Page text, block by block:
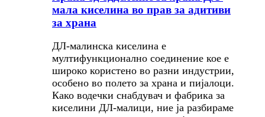
мала киселина во прав за адитиви
за храна
ДЛ-малинска киселина е
мултифункционално соединение кое е
широко користено во разни индустрии,
особено во полето за храна и пијалоци.
Како водечки снабдувач и фабрика за
киселини ДЛ-малици, ние ја разбираме